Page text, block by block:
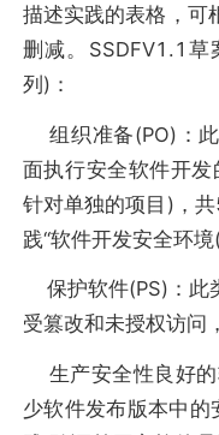
描述实践的表格，可
删减。SSDFV1.1
列)：
组织准备(PO)：
面执行安全软件开
针对单独的项目)，
践“软件开发安全环境
保护软件(PS)：此
受篡改和未授权访问
生产安全性良好的
少软件发布版本中